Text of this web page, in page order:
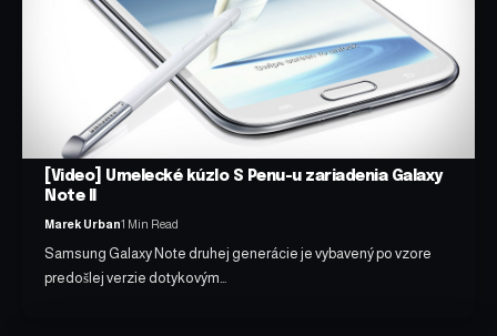
[Video] Umelecké kúzlo S Penu-u zariadenia Galaxy
Note II
Marek Urban1 Min Read
Samsung Galaxy Note druhej generácie je vybavený po vzore
predošlej verzie dotykovým…